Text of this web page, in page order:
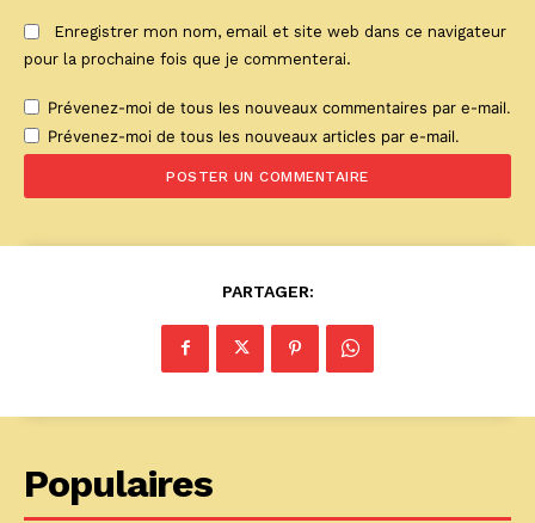
Enregistrer mon nom, email et site web dans ce navigateur
pour la prochaine fois que je commenterai.
Prévenez-moi de tous les nouveaux commentaires par e-mail.
Prévenez-moi de tous les nouveaux articles par e-mail.
PARTAGER:
Populaires